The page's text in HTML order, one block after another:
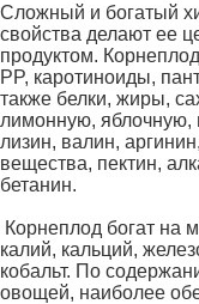
Сложный и богатый
свойства делают ее
продуктом.
PP, каротиноиды,
также белки, жиры,
лимонную, яблочную,
лизин, валин,
вещества, пектин,
бетанин.
Корнеплод богат на
калий, кальций,
кобальт. По
овощей, наиболее